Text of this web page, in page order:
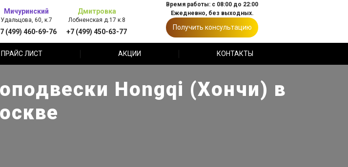
Мичуринский
Удальцова, 60, к.7
(499) 460-69-76
Дмитровка
Лобненская д.17 к.8
+7 (499) 450-63-77
Время работы: с 08:00 до 22:00
Ежедневно, без выходных.
Получить консультацию
ПРАЙС ЛИСТ АКЦИИ КОНТАКТЫ
Hongqi (Хончи) в